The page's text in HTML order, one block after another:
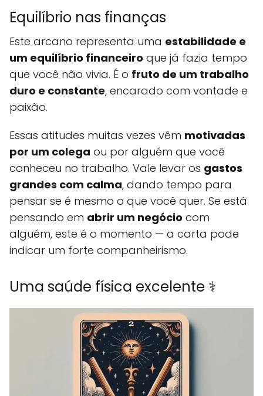
Equilíbrio nas finanças
Este arcano representa uma estabilidade e
um equilíbrio financeiro que já fazia tempo
que você não vivia. É o fruto de um trabalho
duro e constante, encarado com vontade e
paixão.
Essas atitudes muitas vezes vêm motivadas
por um colega ou por alguém que você
conheceu no trabalho. Vale levar os gastos
grandes com calma, dando tempo para
pensar se é mesmo o que você quer. Se está
pensando em abrir um negócio com
alguém, este é o momento — a carta pode
indicar um forte companheirismo.
Uma saúde física excelente ⚕️